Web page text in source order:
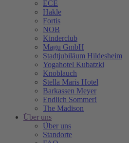
ECE
Hakle
Fortis
NOB
Kinderclub
Magu GmbH
Stadtjubiläum Hildesheim
Yogahotel Kubatzki
Knoblauch
Stella Maris Hotel
Barkassen Meyer
Endlich Sommer!
The Madison
Über uns
Über uns
Standorte